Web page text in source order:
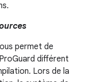
permet de
différent
Lors de la